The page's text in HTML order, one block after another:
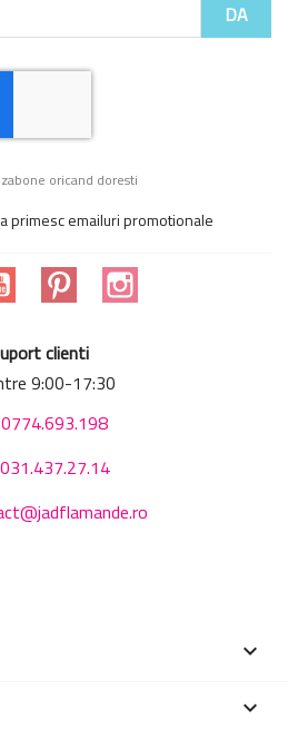
oricand doresti
primesc emailuri promotionale
YouTube Pinterest
clienti
9:00-17:30
0774.693.198
031.437.27.14

